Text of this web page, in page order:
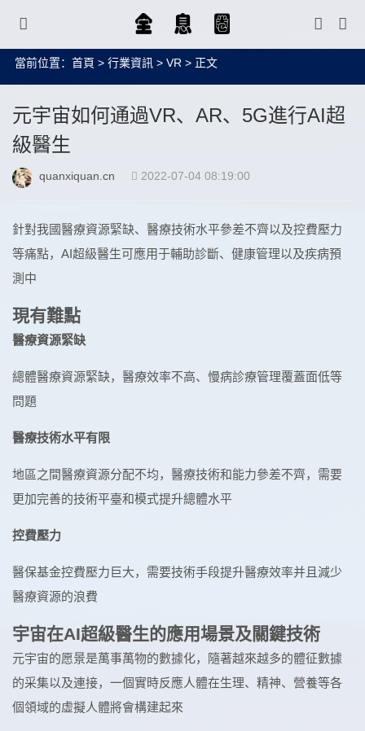
當前位置： 首頁 > 行業資訊 > VR > 正文
元宇宙如何通過VR、AR、5G進行AI超
級醫生
quanxiquan.cn 2022-07-04 08:19:00
針對我國醫療資源緊缺、醫療技術水平參差不齊以及控費壓力
等痛點，AI超級醫生可應用于輔助診斷、健康管理以及疾病預
測中
現有難點
醫療資源緊缺
總體醫療資源緊缺，醫療效率不高、慢病診療管理覆蓋面低等
問題
醫療技術水平有限
地區之間醫療資源分配不均，醫療技術和能力參差不齊，需要
更加完善的技術平臺和模式提升總體水平
控費壓力
醫保基金控費壓力巨大，需要技術手段提升醫療效率并且減少
醫療資源的浪費
宇宙在AI超級醫生的應用場景及關鍵技術
元宇宙的愿景是萬事萬物的數據化，隨著越來越多的體征數據
的采集以及連接，一個實時反應人體在生理、精神、營養等各
個領域的虛擬人體將會構建起來